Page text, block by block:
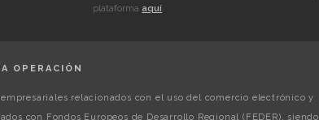
plataforma aquí.
OPERACIÓN
relacionados con el uso del comercio electrónico y
con Fondos Europeos de Desarrollo Regional (FEDER), siendo